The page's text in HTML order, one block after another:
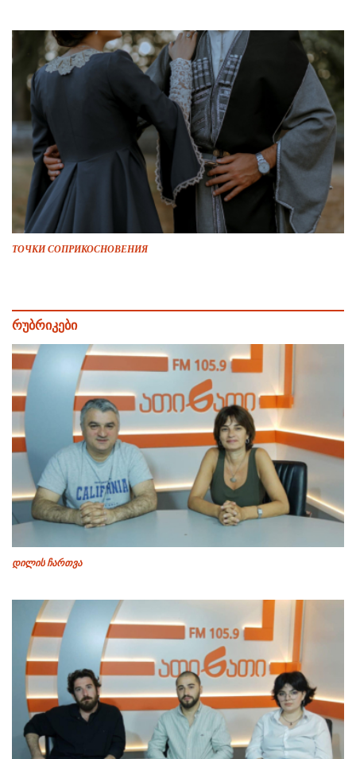
ТОЧКИ СОПРИКОСНОВЕНИЯ
რუბრიკები
დილის ჩართვა